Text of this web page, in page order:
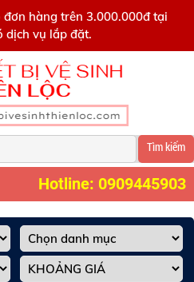
đơn hàng trên 3.000.000đ tại
dịch vụ lắp đặt.
Tìm kiếm
Hotline: 0909445903